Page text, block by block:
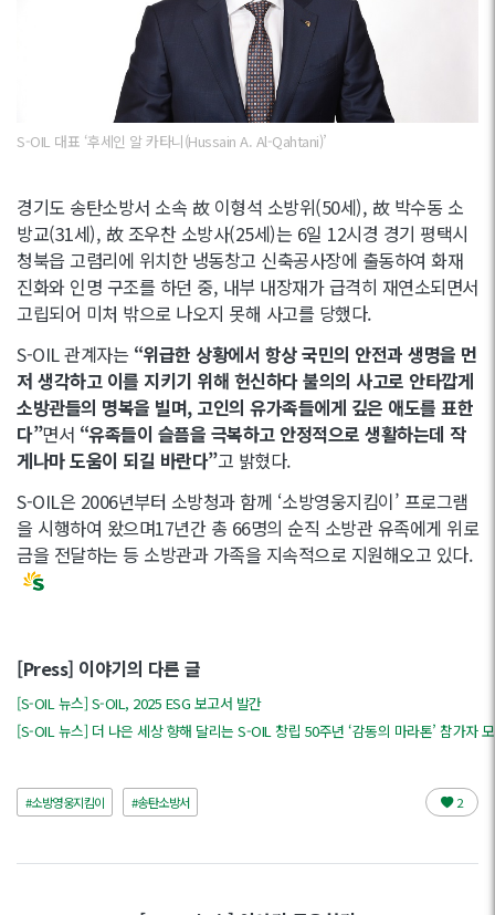
S-OIL 대표 ‘후세인 알 카타니(Hussain A. Al-Qahtani)’
경기도 송탄소방서 소속 故 이형석 소방위(50세), 故 박수동 소
방교(31세), 故 조우찬 소방사(25세)는 6일 12시경 경기 평택시
청북읍 고렴리에 위치한 냉동창고 신축공사장에 출동하여 화재
진화와 인명 구조를 하던 중, 내부 내장재가 급격히 재연소되면서
고립되어 미처 밖으로 나오지 못해 사고를 당했다.
S-OIL 관계자는 “위급한 상황에서 항상 국민의 안전과 생명을 먼
저 생각하고 이를 지키기 위해 헌신하다 불의의 사고로 안타깝게
소방관들의 명복을 빌며, 고인의 유가족들에게 깊은 애도를 표한
다”면서 “유족들이 슬픔을 극복하고 안정적으로 생활하는데 작
게나마 도움이 되길 바란다”고 밝혔다.
S-OIL은 2006년부터 소방청과 함께 ‘소방영웅지킴이’ 프로그램
을 시행하여 왔으며17년간 총 66명의 순직 소방관 유족에게 위로
금을 전달하는 등 소방관과 가족을 지속적으로 지원해오고 있다.
[Press] 이야기의 다른 글
[S-OIL 뉴스] S-OIL, 2025 ESG 보고서 발간
[S-OIL 뉴스] 더 나은 세상 향해 달리는 S-OIL 창립 50주년 ‘감동의 마라톤’ 참가자
#소방영웅지킴이 #송탄소방서 2